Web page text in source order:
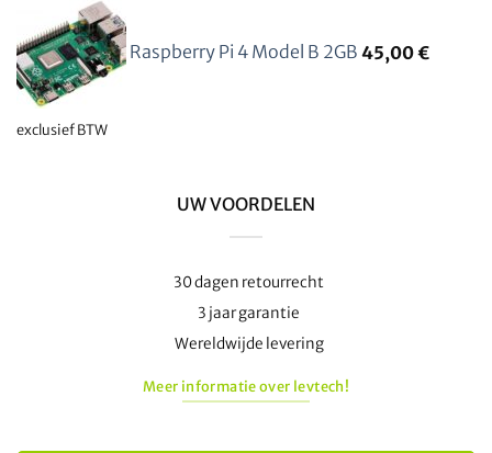
Raspberry Pi 4 Model B 2GB 45,00€
exclusief BTW
UW VOORDELEN
30 dagen retourrecht
3 jaar garantie
Wereldwijde levering
Meer informatie over levtech!